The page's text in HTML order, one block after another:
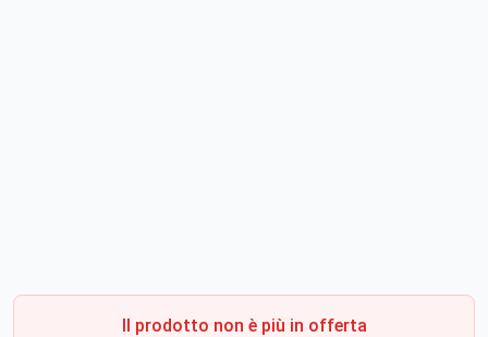
Il prodotto non è più in offerta